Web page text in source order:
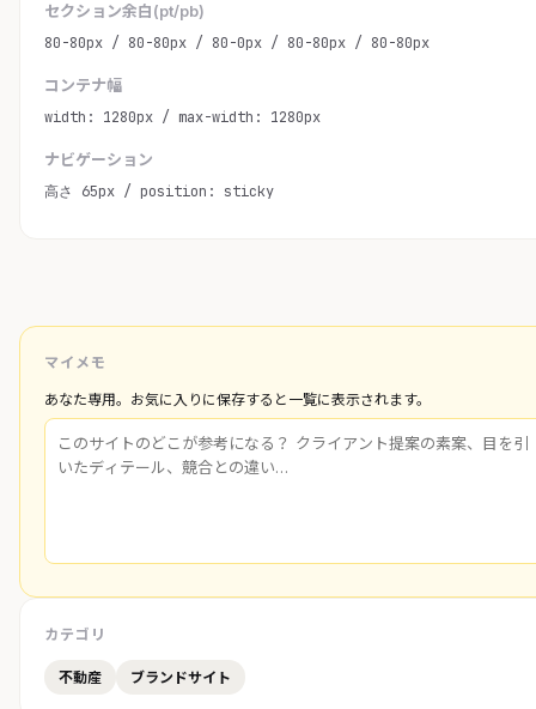
セクション余白(pt/pb)
80-80px / 80-80px / 80-0px / 80-80px / 80-80px
コンテナ幅
width: 1280px / max-width: 1280px
ナビゲーション
高さ 65px / position: sticky
マイメモ
あなた専用。お気に入りに保存すると一覧に表示されます。
カテゴリ
不動産 ブランドサイト